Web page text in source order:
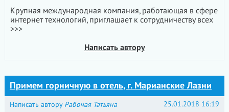
Крупная международная компания, работающая в сфере
интернет технологий, приглашает к сотрудничеству всех
>>>
Написать автору
Примем горничную в отель, г. Марианские Лазни
Написать автору Рабочая Татьяна 25.01.2018 16:19